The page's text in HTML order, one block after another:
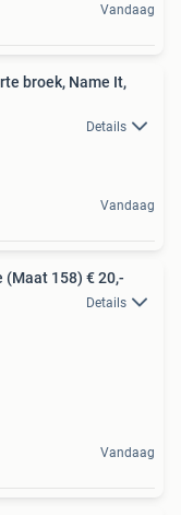
Vandaag
broek, Name It,
Details
Vandaag
158) € 20,-
Details
Vandaag